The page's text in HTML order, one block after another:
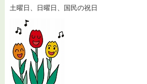
土曜日、日曜日、国民の祝日